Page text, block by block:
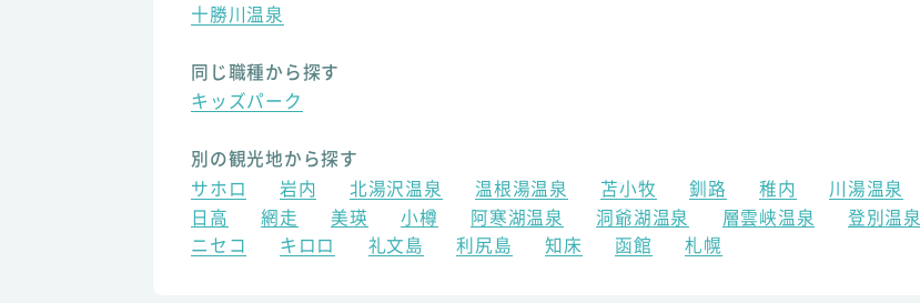
十勝川温泉
同じ職種から探す
キッズパーク
別の観光地から探す
サホロ
岩内 北湯沢温泉 温根湯温泉 苫小牧 釧路 稚内 川湯温泉
日高
網走 美瑛 小樽 阿寒湖温泉 洞爺湖温泉 層雲峡温泉 登別温泉
ニセコ
キロロ 礼文島 利尻島 知床 函館 札幌